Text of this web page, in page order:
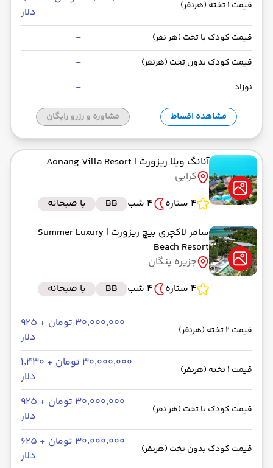
قیمت 1 تخته (هرنفر)
دلار
قیمت کودک با تخت (هر نفر) -
قیمت کودک بدون تخت (هرنفر) -
نوزاد -
مشاهده اقساط مشاوره و رزرو رایگان
آنانگ ویلا ریزورت | Aonang Villa Resort
کرابی
4 ستاره
4 شب BB
با صبحانه
سامر لاکچری بیچ ریزورت | Summer Luxury
Beach Resort
جزیره پنگان
4 ستاره
4 شب BB با صبحانه
قیمت 2 تخته (هرنفر)
۳۰٬۰۰۰٬۰۰۰ تومان + ۹۲۵
دلار
قیمت 1 تخته (هرنفر)
۳۰٬۰۰۰٬۰۰۰ تومان + ۱٬۴۳۰
دلار
قیمت کودک با تخت (هر نفر)
۳۰٬۰۰۰٬۰۰۰ تومان + ۹۲۵
دلار
قیمت کودک بدون تخت (هرنفر)
۳۰٬۰۰۰٬۰۰۰ تومان + ۶۲۵
دلار